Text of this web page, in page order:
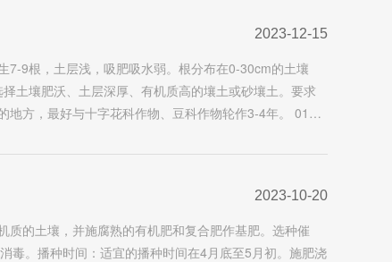
2023-12-15
7-9根，土层浅，吸肥吸水弱。根分布在0-30cm的土壤
土壤肥沃、土层深厚、有机质高的壤土或砂壤土。要求
地方，最好与十字花科作物、豆科作物轮作3-4年。 01…
2023-10-20
的土壤，并施腐熟的有机肥和复合肥作基肥。选种催
毒。播种时间：适宜的播种时间在4月底至5月初。施肥浇